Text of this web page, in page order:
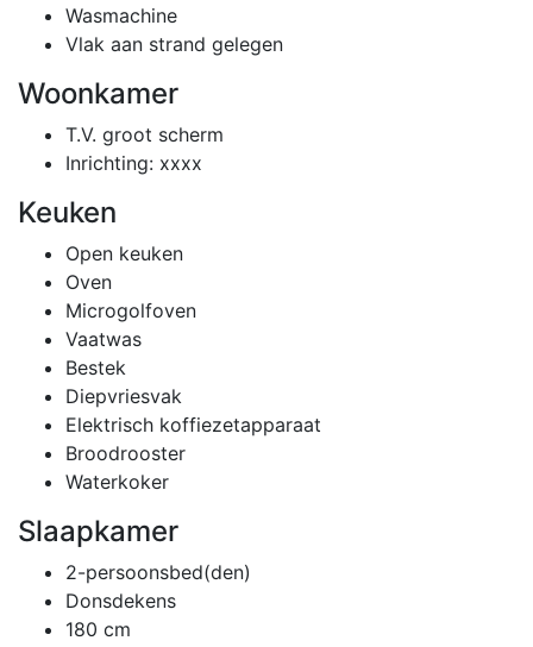
Wasmachine
Vlak aan strand gelegen
Woonkamer
T.V. groot scherm
Inrichting: xxxx
Keuken
Open keuken
Oven
Microgolfoven
Vaatwas
Bestek
Diepvriesvak
Elektrisch koffiezetapparaat
Broodrooster
Waterkoker
Slaapkamer
2-persoonsbed(den)
Donsdekens
180 cm